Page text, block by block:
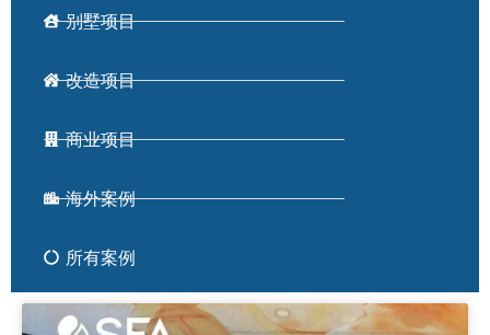
别墅项目
改造项目
商业项目
海外案例
所有案例